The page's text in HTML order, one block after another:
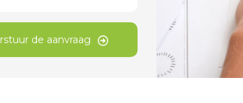
de aanvraag